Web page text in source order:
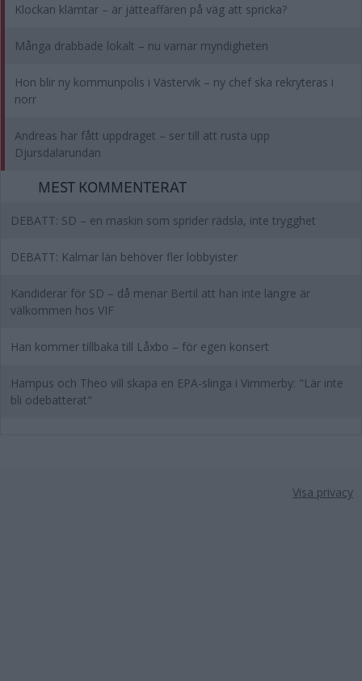
Klockan klämtar – är jätteaffären på väg att spricka?
Många drabbade lokalt – nu varnar myndigheten
Hon blir ny kommunpolis i Västervik – ny chef ska rekryteras i
norr
Andreas har fått uppdraget – ser till att rusta upp
Djursdalarundan
MEST KOMMENTERAT
DEBATT: SD – en maskin som sprider rädsla, inte trygghet
DEBATT: Kalmar län behöver fler lobbyister
Kandiderar för SD – då menar Bertil att han inte längre är
välkommen hos VIF
Han kommer tillbaka till Låxbo – för egen konsert
Hampus och Theo vill skapa en EPA-slinga i Vimmerby: "Lär inte
bli odebatterat"
Visa privacy